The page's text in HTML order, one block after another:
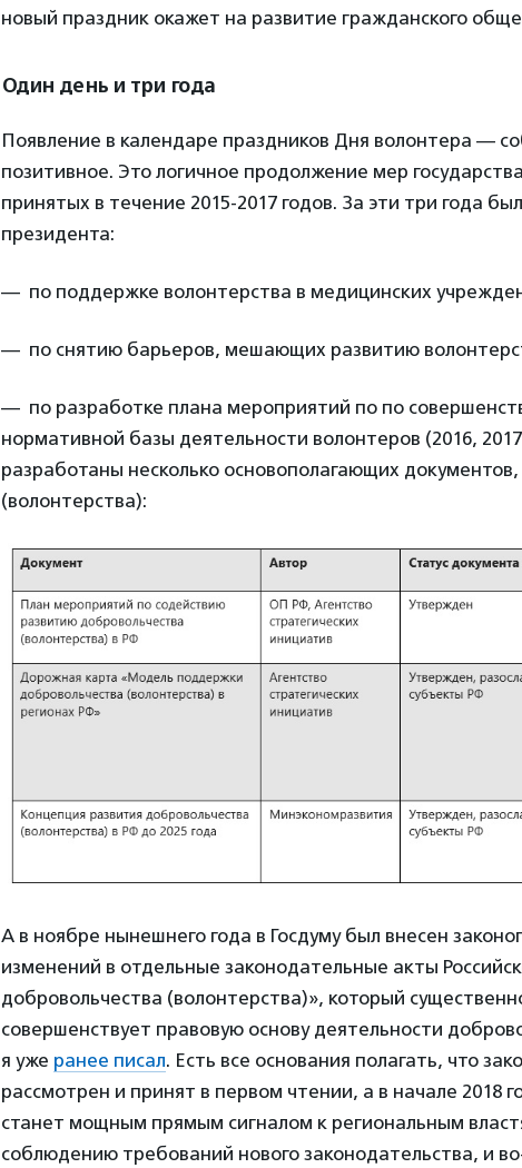
новый праздник окажет на развитие гражданского
Один день и три года
Появление в календаре праздников Дня волонтера —
позитивное. Это логичное продолжение мер
принятых в течение 2015-2017 годов. За эти три года
президента:
— по поддержке волонтерства в медицинских
— по снятию барьеров, мешающих развитию
— по разработке плана мероприятий по по
нормативной базы деятельности волонтеров (2016,
разработаны несколько основополагающих
(волонтерства):
А в ноябре нынешнего года в Госдуму был внесен
изменений в отдельные законодательные акты
добровольчества (волонтерства)», который
совершенствует правовую основу деятельности
я уже ранее писал. Есть все основания полагать, что
рассмотрен и принят в первом чтении, а в начале 2018
станет мощным прямым сигналом к региональным
соблюдению требований нового законодательства, и